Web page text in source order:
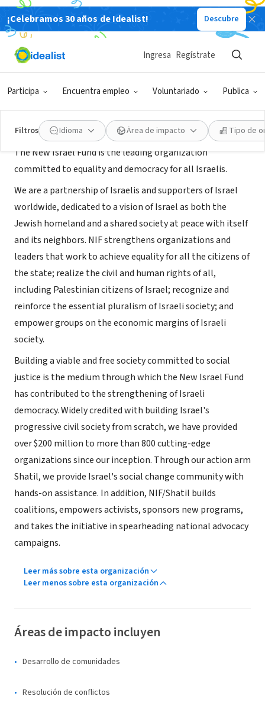
¡Celebramos 30 años de Idealist! Descubre
Participa Encuentra empleo Voluntariado Publica
Ingresa Regístrate
Filtros Idioma Área de impacto Tipo de
ORGANIZACIÓN SIN FIN DE LUCRO
New Israel Fund
Acerca de
The New Israel Fund is the leading organization
committed to equality and democracy for all Israelis.
We are a partnership of Israelis and supporters of Israel
worldwide, dedicated to a vision of Israel as both the
Jewish homeland and a shared society at peace with itself
and its neighbors. NIF strengthens organizations and
leaders that work to achieve equality for all the citizens of
the state; realize the civil and human rights of all,
including Palestinian citizens of Israel; recognize and
reinforce the essential pluralism of Israeli society; and
empower groups on the economic margins of Israeli
society.
Building a viable and free society committed to social
justice is the medium through which the New Israel Fund
has contributed to the strengthening of Israeli
democracy. Widely credited with building Israel's
progressive civil society from scratch, we have provided
over $200 million to more than 800 cutting-edge
organizations since our inception. Through our action arm
Shatil, we provide Israel's social change community with
hands-on assistance. In addition, NIF/Shatil builds
coalitions, empowers activists, sponsors new programs,
and takes the initiative in spearheading national advocacy
campaigns.
Leer más sobre esta organización
Leer menos sobre esta organización
Áreas de impacto incluyen
Desarrollo de comunidades
Resolución de conflictos